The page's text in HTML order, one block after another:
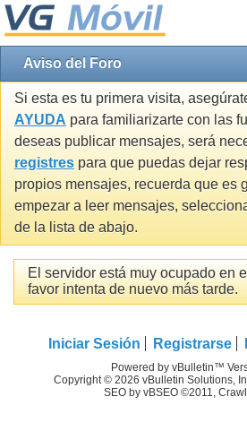
Aviso del Foro
Si esta es tu primera visita,
AYUDA para familiarizarte con las
deseas publicar mensajes, será
registres para que puedas dejar
propios mensajes, recuerda que es
empezar a leer mensajes,
de la lista de abajo.
El servidor está muy ocupado en
favor intenta de nuevo más tarde.
Iniciar Sesión Registrarse
Powered by vBulletin™
Copyright © 2026 vBulletin Solutions,
SEO by vBSEO ©2011,